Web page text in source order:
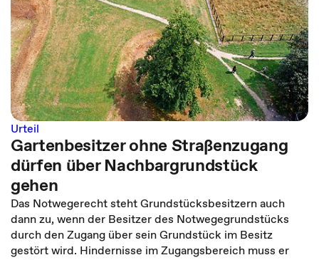
Urteil
Gartenbesitzer ohne Straßenzugang
dürfen über Nachbargrundstück
gehen
Das Notwegerecht steht Grundstücksbesitzern auch
dann zu, wenn der Besitzer des Notwegegrundstücks
durch den Zugang über sein Grundstück im Besitz
gestört wird. Hindernisse im Zugangsbereich muss er